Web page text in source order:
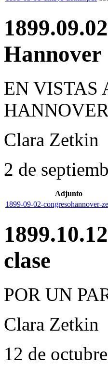
Hannover
EN VISTAS
Clara Zetkin
2 de
Adjunto
1899-09-02-congresohannover-
clase
POR UN
Clara Zetkin
12 de